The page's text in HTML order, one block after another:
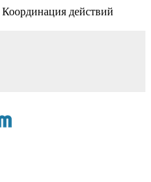
Координация действий